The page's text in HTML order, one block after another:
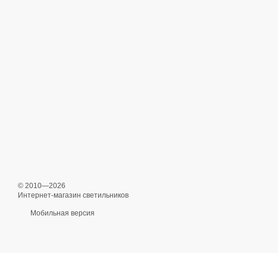
© 2010—2026
Интернет-магазин светильников
Мобильная версия